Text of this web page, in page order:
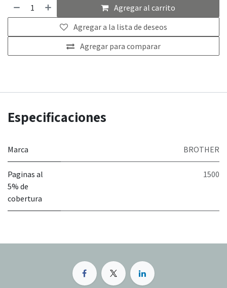
Agregar al carrito
Agregar para comparar
Agregar a la lista de deseos
Especificaciones
Marca BROTHER
Paginas al
5% de
cobertura
1500